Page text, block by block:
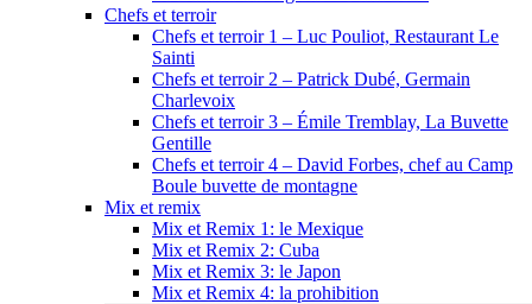
Chefs et terroir
Chefs et terroir 1 – Luc Pouliot, Restaurant Le
Sainti
Chefs et terroir 2 – Patrick Dubé, Germain
Charlevoix
Chefs et terroir 3 – Émile Tremblay, La Buvette
Gentille
Chefs et terroir 4 – David Forbes, chef au Camp
Boule buvette de montagne
Mix et remix
Mix et Remix 1: le Mexique
Mix et Remix 2: Cuba
Mix et Remix 3: le Japon
Mix et Remix 4: la prohibition